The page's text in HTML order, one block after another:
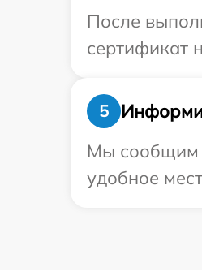
После
сертификат
5
Мы сообщим
удобное